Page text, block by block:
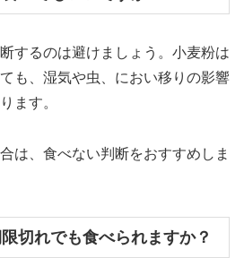
するのは避けましょう。小麦粉は
も、湿気や虫、におい移りの影響
ます。
は、食べない判断をおすすめしま
切れでも食べられますか？